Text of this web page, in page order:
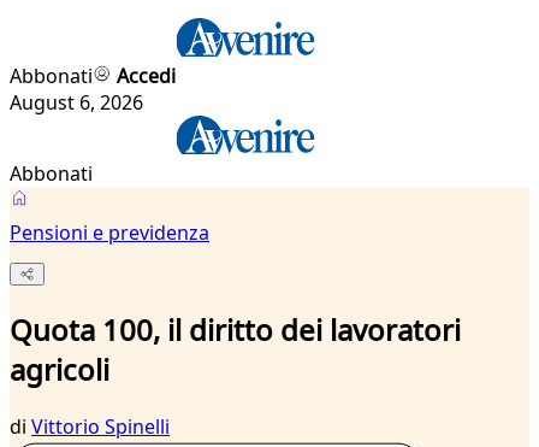
Abbonati
Accedi
August 6, 2026
Abbonati
Pensioni e previdenza
Quota 100, il diritto dei lavoratori
agricoli
di Vittorio Spinelli